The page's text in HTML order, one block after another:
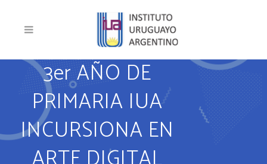
3er AÑO DE
PRIMARIA IUA
INCURSIONA EN